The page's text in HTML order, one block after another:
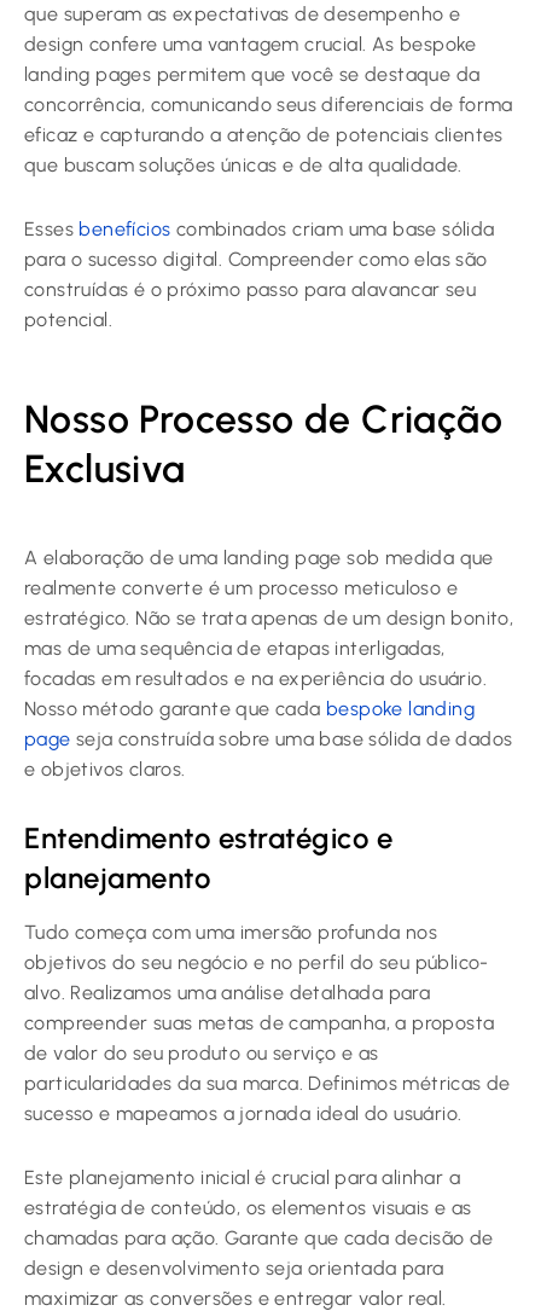
que superam as expectativas de desempenho e
design confere uma vantagem crucial. As bespoke
landing pages permitem que você se destaque da
concorrência, comunicando seus diferenciais de forma
eficaz e capturando a atenção de potenciais clientes
que buscam soluções únicas e de alta qualidade.
Esses benefícios combinados criam uma base sólida
para o sucesso digital. Compreender como elas são
construídas é o próximo passo para alavancar seu
potencial.
Nosso Processo de Criação
Exclusiva
A elaboração de uma landing page sob medida que
realmente converte é um processo meticuloso e
estratégico. Não se trata apenas de um design bonito,
mas de uma sequência de etapas interligadas,
focadas em resultados e na experiência do usuário.
Nosso método garante que cada bespoke landing
page seja construída sobre uma base sólida de dados
e objetivos claros.
Entendimento estratégico e
planejamento
Tudo começa com uma imersão profunda nos
objetivos do seu negócio e no perfil do seu público-
alvo. Realizamos uma análise detalhada para
compreender suas metas de campanha, a proposta
de valor do seu produto ou serviço e as
particularidades da sua marca. Definimos métricas de
sucesso e mapeamos a jornada ideal do usuário.
Este planejamento inicial é crucial para alinhar a
estratégia de conteúdo, os elementos visuais e as
chamadas para ação. Garante que cada decisão de
design e desenvolvimento seja orientada para
maximizar as conversões e entregar valor real.